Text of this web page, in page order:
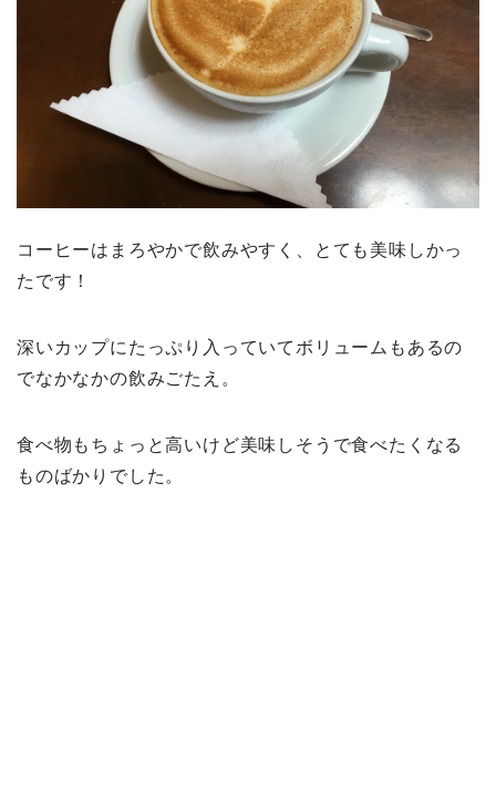
コーヒーはまろやかで飲みやすく、とても美味しかっ
たです！
深いカップにたっぷり入っていてボリュームもあるの
でなかなかの飲みごたえ。
食べ物もちょっと高いけど美味しそうで食べたくなる
ものばかりでした。